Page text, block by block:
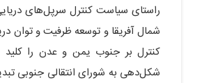
راستای سیاست کنترل سرپل‌های
شمال آفریقا و توسعه ظرفیت و توان
کنترل بر جنوب یمن و عدن را کلید
شکل‌دهی به شورای انتقالی جنوبی